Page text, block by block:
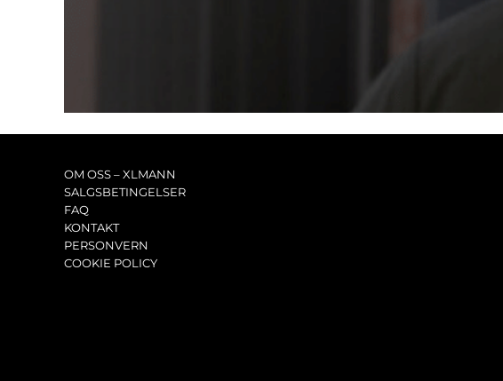
OM OSS – XLMANN
SALGSBETINGELSER
FAQ
KONTAKT
PERSONVERN
COOKIE POLICY